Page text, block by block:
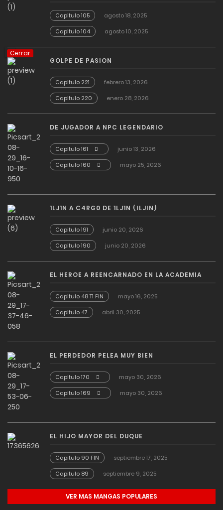
Cerrar
Capitulo 105
agosto 18, 2025
Capitulo 104
agosto 10, 2025
GOLPE DE PASION
Capitulo 221
febrero 13, 2026
Capitulo 220
enero 28, 2026
DE JUGADOR A NPC LEGENDARIO
Capitulo 161
junio 13, 2026
Capitulo 160
mayo 25, 2026
1LJ1N A C4RG0 DE 1LJ1N (ILJIN)
Capitulo 191
junio 20, 2026
Capitulo 190
junio 20, 2026
EL HEROE A REENCARNADO EN LA ACADEMIA
Capitulo 48 T1 FIN
mayo 16, 2025
Capitulo 47
abril 30, 2025
EL PERDEDOR PELEA MUY BIEN
Capitulo 170
mayo 30, 2026
Capitulo 169
mayo 30, 2026
EL HIJO MAYOR DEL DUQUE
Capitulo 90 FIN
septiembre 17, 2025
Capitulo 89
septiembre 9, 2025
VER MAS MANGAS POPULARES